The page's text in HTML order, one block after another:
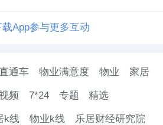
载App参与更多互动
通车 物业满意度 物业 家居
频 7*24 专题 精选
k线 物业k线 乐居财经研究院